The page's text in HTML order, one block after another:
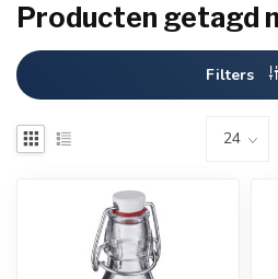
Producten getagd
Filters